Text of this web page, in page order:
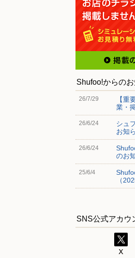
Shufoo!からの
26/7/29
【重
業・
26/6/24
シュ
お知
26/6/24
のお
25/6/4
（
SNS公式アカウ